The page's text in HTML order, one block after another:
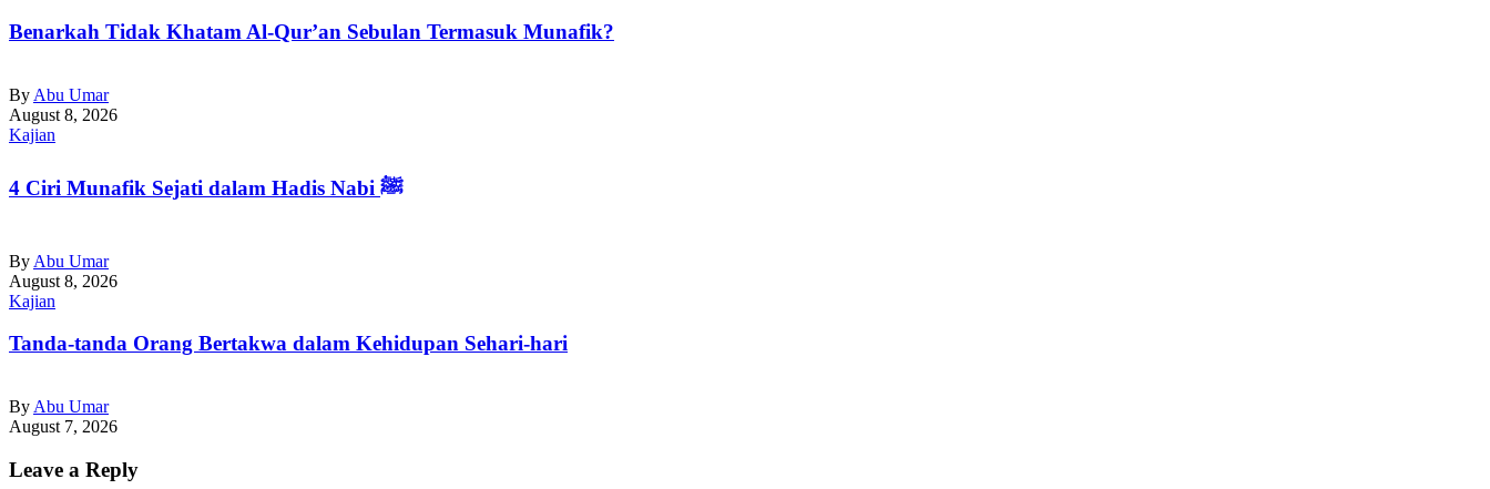
Benarkah Tidak Khatam Al-Qur’an Sebulan Termasuk Munafik?
By Abu Umar
August 8, 2026
Kajian
4 Ciri Munafik Sejati dalam Hadis Nabi ﷺ
By Abu Umar
August 8, 2026
Kajian
Tanda-tanda Orang Bertakwa dalam Kehidupan Sehari-hari
By Abu Umar
August 7, 2026
Leave a Reply